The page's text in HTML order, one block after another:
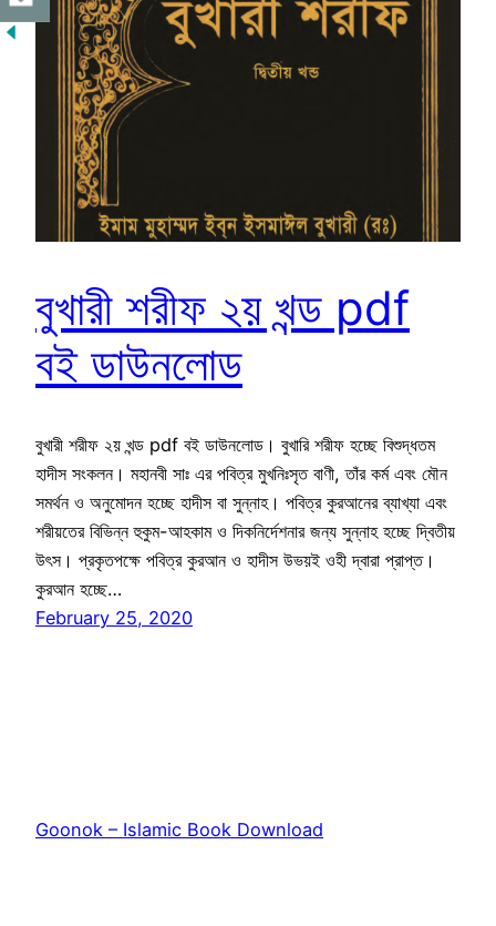
বুখারী শরীফ ২য় খন্ড pdf
বই ডাউনলোড
বুখারী শরীফ ২য় খন্ড pdf বই ডাউনলোড। বুখারি শরীফ হচ্ছে বিশুদ্ধতম
হাদীস সংকলন। মহানবী সাঃ এর পবিত্র মুখনিঃসৃত বাণী, তাঁর কর্ম এবং মৌন
সমর্থন ও অনুমোদন হচ্ছে হাদীস বা সুন্নাহ। পবিত্র কুরআনের ব্যাখ্যা এবং
শরীয়তের বিভিন্ন হুকুম-আহকাম ও দিকনির্দেশনার জন্য সুন্নাহ হচ্ছে দ্বিতীয়
উৎস। প্রকৃতপক্ষে পবিত্র কুরআন ও হাদীস উভয়ই ওহী দ্বারা প্রাপ্ত।
কুরআন হচ্ছে…
February 25, 2020
Goonok – Islamic Book Download